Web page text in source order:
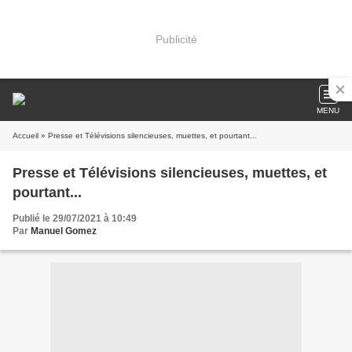
Publicité
MENU
Accueil » Presse et Télévisions silencieuses, muettes, et pourtant...
Presse et Télévisions silencieuses, muettes, et
pourtant...
Publié le 29/07/2021 à 10:49
Par Manuel Gomez